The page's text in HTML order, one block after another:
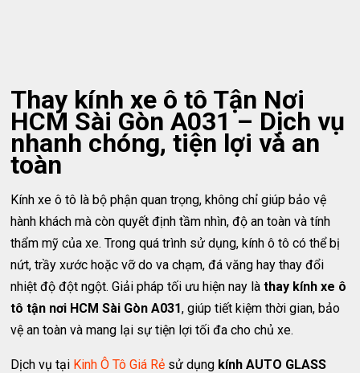
Thay kính xe ô tô Tận Nơi
HCM Sài Gòn A031 – Dịch vụ
nhanh chóng, tiện lợi và an
toàn
Kính xe ô tô là bộ phận quan trọng, không chỉ giúp bảo vệ
hành khách mà còn quyết định tầm nhìn, độ an toàn và tính
thẩm mỹ của xe. Trong quá trình sử dụng, kính ô tô có thể bị
nứt, trầy xước hoặc vỡ do va chạm, đá văng hay thay đổi
nhiệt độ đột ngột. Giải pháp tối ưu hiện nay làthay kính xe ô
tô tận nơi HCM Sài Gòn A031, giúp tiết kiệm thời gian, bảo
vệ an toàn và mang lại sự tiện lợi tối đa cho chủ xe.
Dịch vụ tại Kinh Ô Tô Giá Rẻ sử dụng kính AUTO GLASS